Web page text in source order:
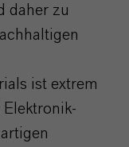
daher zu
ist extrem